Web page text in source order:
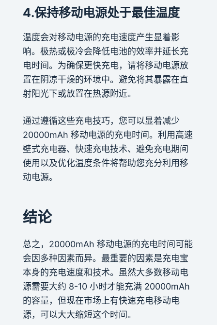
4.保持移动电源处于最佳温度
温度会对移动电源的充电速度产生显着影
响。极热或极冷会降低电池的效率并延长充
电时间。为确保更快充电，请将移动电源放
置在阴凉干燥的环境中。避免将其暴露在直
射阳光下或放置在热源附近。
通过遵循这些充电技巧，您可以显着减少
20000mAh 移动电源的充电时间。利用高速
壁式充电器、快速充电技术、避免充电期间
使用以及优化温度条件将帮助您充分利用移
动电源。
结论
总之，20000mAh 移动电源的充电时间可能
会因多种因素而异。最重要的因素是充电宝
本身的充电速度和技术。虽然大多数移动电
源需要大约 8-10 小时才能充满 20000mAh
的容量，但现在市场上有快速充电移动电
源，可以大大缩短这个时间。